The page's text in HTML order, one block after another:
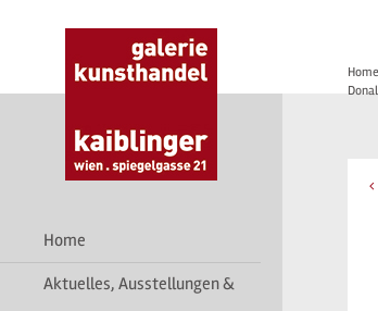
Home
Aktuelles, Ausstellungen &
Home